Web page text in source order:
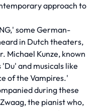
approach to
some German-
in Dutch theaters,
Michael Kunze, known
and musicals like
of the Vampires.'
during these
the pianist who,